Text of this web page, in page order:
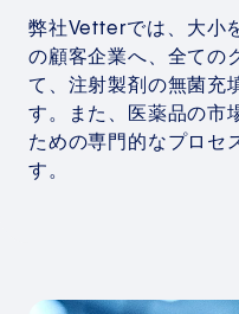
弊社Vetterでは、大小
の顧客企業へ、全ての
て、注射製剤の無菌充
す。また、医薬品の市
ための専門的なプロセ
す。